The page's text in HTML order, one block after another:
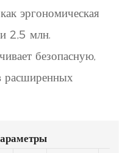
эргономическая
2,5 млн.
безопасную,
расширенных